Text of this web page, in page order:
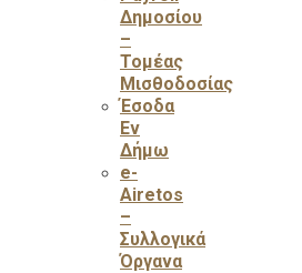
Δημοσίου
–
Τομέας
Μισθοδοσίας
Έσοδα
Εν
Δήμω
e-
Airetos
–
Συλλογικά
Όργανα